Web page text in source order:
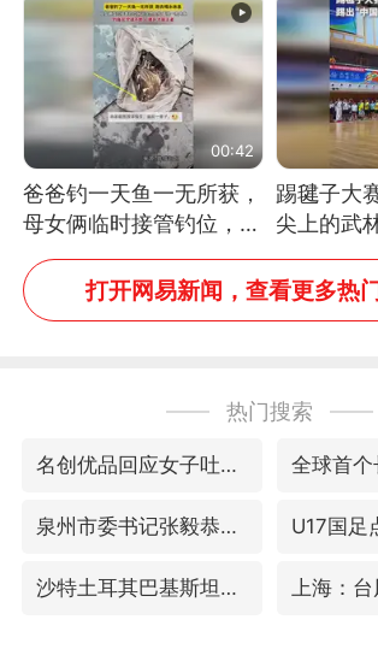
吗？”“或
不带古筝
源：新华
00:42
爸爸钓一天鱼一无所获，
母女俩临时接管钓位，用
玩具鱼竿钓上大鱼
踢毽子大
尖上的武
友：这哪
是武侠片
打开网易新闻，查看更多热
热门搜索
名创优品回应女子吐槽内裤质量差
泉州市委书记张毅恭被查
沙特土耳其巴基斯坦签署共同防务协议